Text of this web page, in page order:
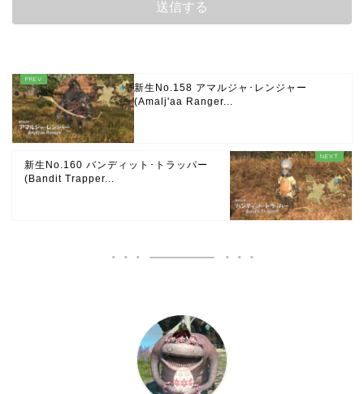
新生No.158 アマルジャ･レンジャー
(Amalj'aa Ranger...
新生No.160 バンディット･トラッパー
(Bandit Trapper...